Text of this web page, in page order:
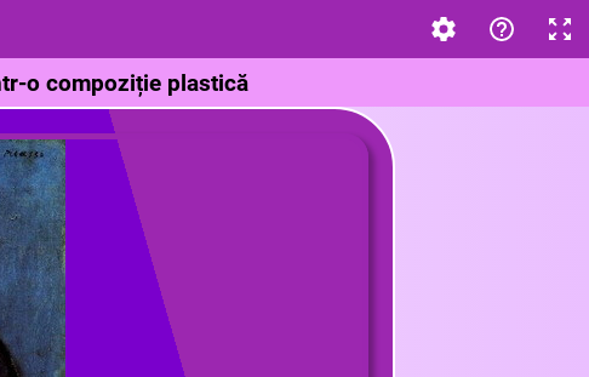
o compoziție plastică